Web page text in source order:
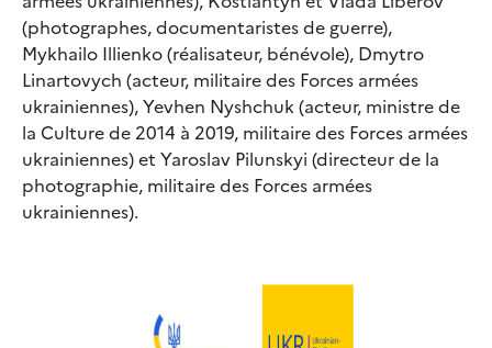
(photographes, documentaristes de guerre),
Mykhailo Illienko (réalisateur, bénévole), Dmytro
Linartovych (acteur, militaire des Forces armées
ukrainiennes), Yevhen Nyshchuk (acteur, ministre de
la Culture de 2014 à 2019, militaire des Forces armées
ukrainiennes) et Yaroslav Pilunskyi (directeur de la
photographie, militaire des Forces armées
ukrainiennes).